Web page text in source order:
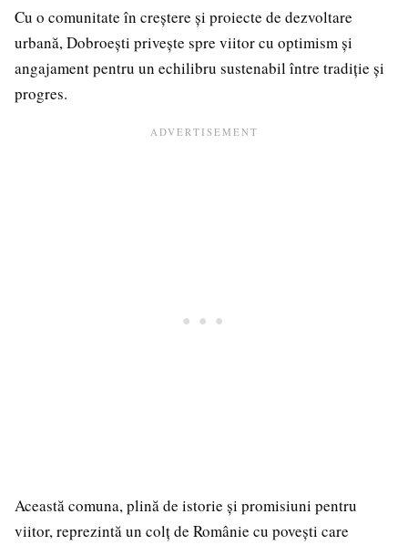
Cu o comunitate în creștere și proiecte de dezvoltare
urbană, Dobroești privește spre viitor cu optimism și
angajament pentru un echilibru sustenabil între tradiție și
progres.
Această comuna, plină de istorie și promisiuni pentru
viitor, reprezintă un colț de Românie cu povești care